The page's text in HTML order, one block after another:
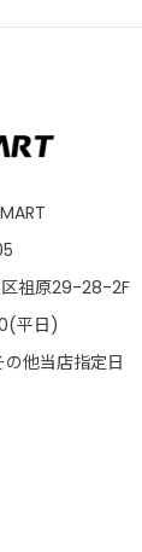
祖原29-28-2F
平日)
他当店指定日